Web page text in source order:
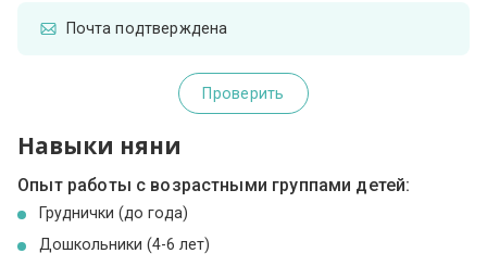
Почта подтверждена
Проверить
Навыки няни
Опыт работы с возрастными группами детей:
Груднички (до года)
Дошкольники (4-6 лет)